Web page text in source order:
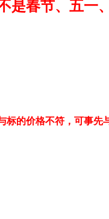
春节、五一
标的价格不符，可事先